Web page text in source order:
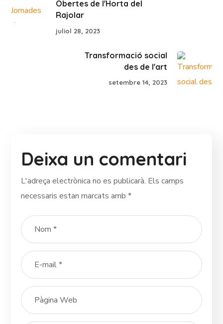
Obertes de l'Horta del
Rajolar
juliol 28, 2023
Transformació social
des de l'art
setembre 14, 2023
Deixa un comentari
L'adreça electrònica no es publicarà. Els camps
necessaris estan marcats amb*